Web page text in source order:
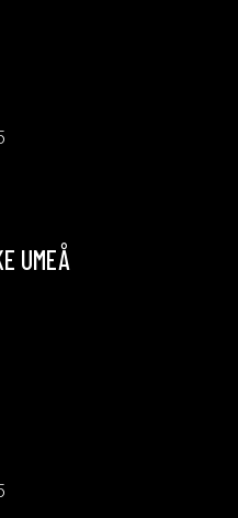
UMEÅ